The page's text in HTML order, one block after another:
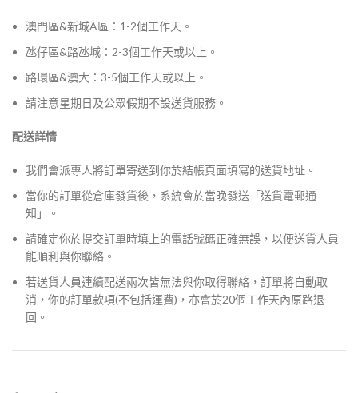
澳門區&新城A區：1-2個工作天。
氹仔區&路氹城：2-3個工作天或以上。
路環區&澳大：3-5個工作天或以上。
請注意星期日及公眾假期不設送貨服務。
配送詳情
我們會派專人將訂單寄送到你於結帳頁面填寫的送貨地址。
當你的訂單從倉庫發貨後，系統會於當晚發送「送貨電郵通
知」。
請確定你於提交訂單時填上的電話號碼正確無誤，以便送貨人員
能順利與你聯絡。
若送貨人員連續配送兩次皆無法與你取得聯絡，訂單將自動取
消，你的訂單款項(不包括運費)，亦會於20個工作天內原路退
回。